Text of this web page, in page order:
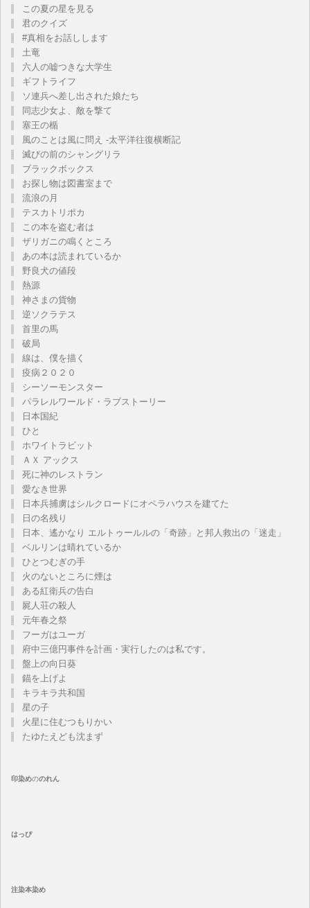
この夏の星を見る
君のクイズ
#真相をお話しします
土竜
六人の嘘つきな大学生
ギフトライフ
ソ連兵へ差し出された娘たち
同志少女よ、敵を撃て
塞王の楯
風のことは風に問え -太平洋往復横断記
滅びの前のシャングリラ
ブラックボックス
お探し物は図書室まで
流浪の月
テスカトリポカ
この本を盗む者は
ザリガニの鳴くところ
あの本は読まれているか
野良犬の値段
熱源
神さまの貨物
逆ソクラテス
首里の馬
破局
線は、僕を描く
疫病２０２０
シーソーモンスター
パラレルワールド・ラブストーリー
日本国紀
ひと
ホワイトラビット
ＡＸ アックス
死に神のレストラン
愛なき世界
日本兵捕虜はシルクロードにオペラハウスを建てた
日の名残り
日本、遙かなり エルトゥールルの「奇跡」と邦人救出の「迷走」
ベルリンは晴れているか
ひとつむぎの手
火のないところに煙は
ある紅衛兵の告白
屍人荘の殺人
元年春之祭
フーガはユーガ
府中三億円事件を計画・実行したのは私です。
盤上の向日葵
錨を上げよ
キラキラ共和国
星の子
火星に住むつもりかい
たゆたえども沈まず
印染めののれん
はっぴ
注染本染め